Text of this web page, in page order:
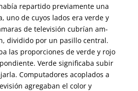
repartido previamente una
uno de cu­yos lados era verde y
de televisión cubrían am­
dividido por un pasillo central.
las proporciones de verde y rojo
Verde sig­nificaba subir
Computadores acoplados a
agregaban el color y